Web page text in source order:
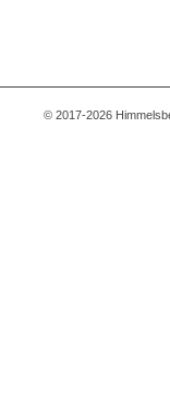
© 2017-2026